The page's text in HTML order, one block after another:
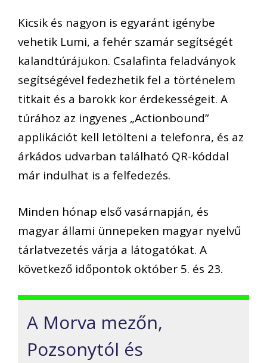
Kicsik és nagyon is egyaránt igénybe
vehetik Lumi, a fehér szamár segítségét
kalandtúrájukon. Csalafinta feladványok
segítségével fedezhetik fel a történelem
titkait és a barokk kor érdekességeit. A
túrához az ingyenes „Actionbound”
applikációt kell letölteni a telefonra, és az
árkádos udvarban található QR-kóddal
már indulhat is a felfedezés.
Minden hónap első vasárnapján, és
magyar állami ünnepeken magyar nyelvű
tárlatvezetés várja a látogatókat. A
következő időpontok október 5. és 23.
A Morva mezőn,
Pozsonytól és